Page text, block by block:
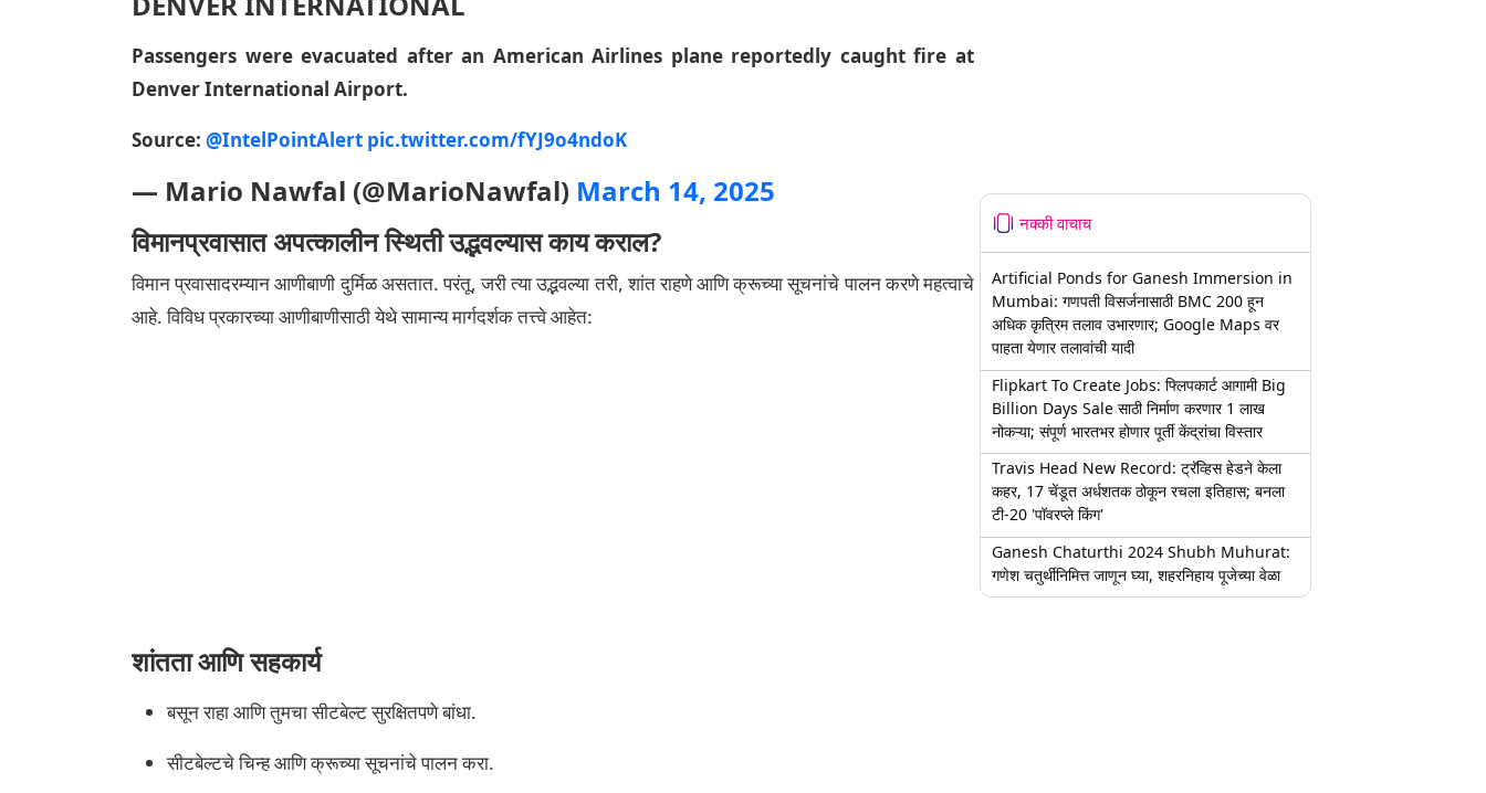
Passengers were evacuated after an American Airlines plane reportedly caught fire at
Denver International Airport.
Source: @IntelPointAlert pic.twitter.com/fYJ9o4ndoK
— Mario Nawfal (@MarioNawfal) March 14, 2025
विमानप्रवासात अपत्कालीन स्थिती उद्भवल्यास काय कराल?
विमान प्रवासादरम्यान आणीबाणी दुर्मिळ असतात. परंतू, जरी त्या उद्भवल्या तरी, शांत राहणे आणि क्रूच्या सूचनांचे पालन करणे महत्वाचे
आहे. विविध प्रकारच्या आणीबाणीसाठी येथे सामान्य मार्गदर्शक तत्त्वे आहेत:
शांतता आणि सहकार्य
बसून राहा आणि तुमचा सीटबेल्ट सुरक्षितपणे बांधा.
सीटबेल्टचे चिन्ह आणि क्रूच्या सूचनांचे पालन करा.
नक्की वाचाच
Artificial Ponds for Ganesh Immersion in
Mumbai: गणपती विसर्जनासाठी BMC 200 हून
अधिक कृत्रिम तलाव उभारणार; Google Maps वर
पाहता येणार तलावांची यादी
Flipkart To Create Jobs: फ्लिपकार्ट आगामी Big
Billion Days Sale साठी निर्माण करणार 1 लाख
नोकऱ्या; संपूर्ण भारतभर होणार पूर्ती केंद्रांचा विस्तार
Travis Head New Record: ट्रॅव्हिस हेडने केला
कहर, 17 चेंडूत अर्धशतक ठोकून रचला इतिहास; बनला
टी-20 'पॉवरप्ले किंग'
Ganesh Chaturthi 2024 Shubh Muhurat:
गणेश चतुर्थीनिमित्त जाणून घ्या, शहरनिहाय पूजेच्या वेळा